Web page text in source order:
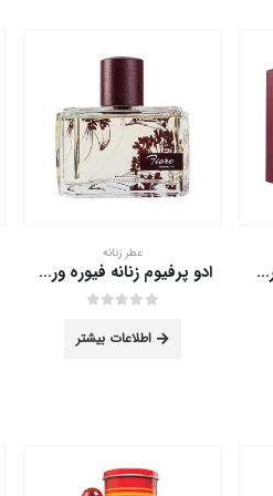
ادو پرفیوم زنانه رجینا ورسای 75 میلی لیتر
عطر زنانه
ادو پرفیوم زنانه فیوره ورسای 75 میلی لیتر
اطلاعات بیشتر